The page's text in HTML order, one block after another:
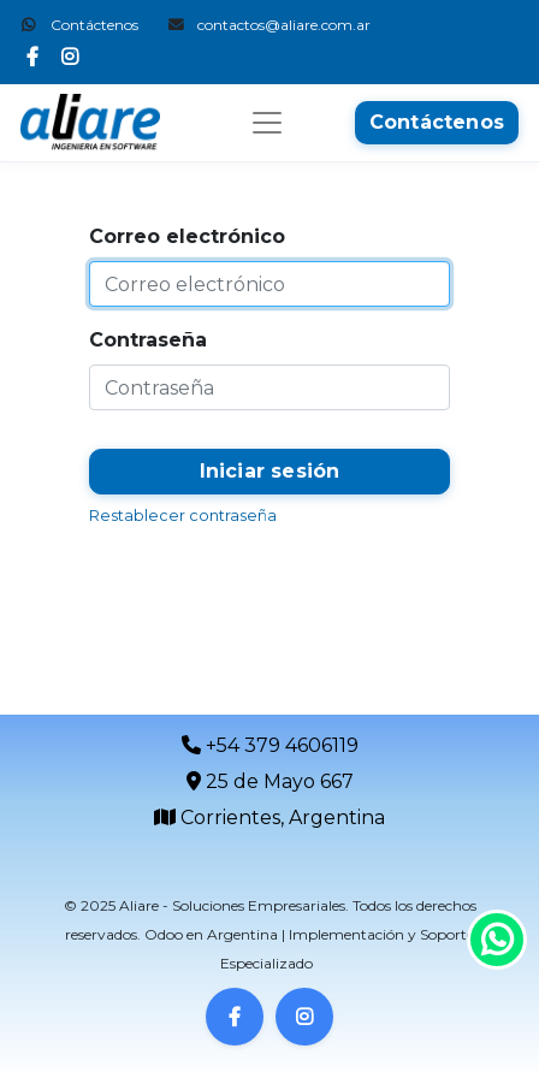
Contáctenos contactos@aliare.com.ar
Contáctenos
Correo electrónico
Contraseña
Iniciar sesión
Restablecer contraseña
+54 379 4606119
25 de Mayo 667
Corrientes, Argentina
© 2025 Aliare - Soluciones Empresariales. Todos los derechos
reservados. Odoo en Argentina | Implementación y Soporte
Especializado